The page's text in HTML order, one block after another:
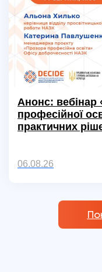
Анонс: вебінар
професійної
практичних
06.08.26